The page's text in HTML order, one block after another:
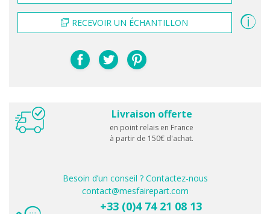
RECEVOIR UN ÉCHANTILLON
Livraison offerte
en point relais en France
à partir de 150€ d'achat.
Besoin d’un conseil ? Contactez-nous
contact@mesfairepart.com
+33 (0)4 74 21 08 13